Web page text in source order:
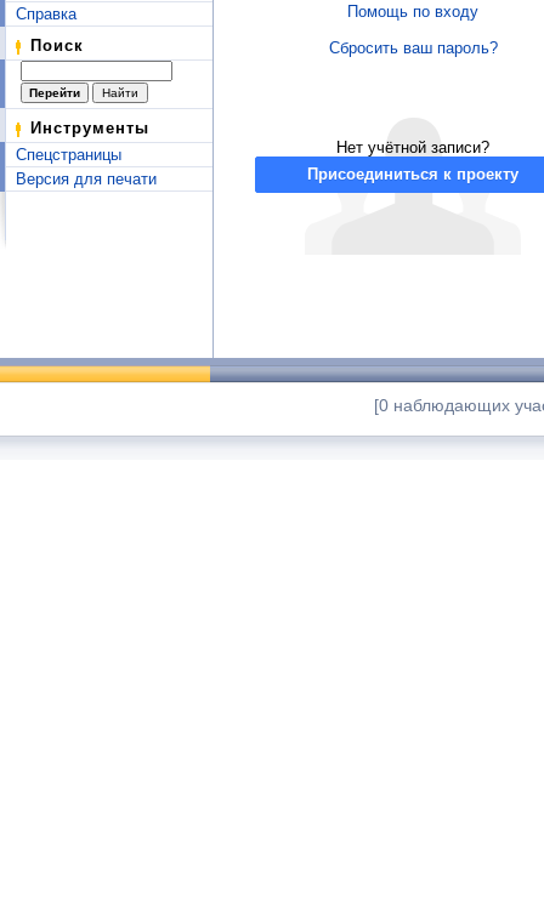
Справка
Поиск
Инструменты
Спецстраницы
Версия для печати
Помощь по входу
Сбросить ваш пароль?
Нет учётной записи?
Присоединиться к проекту
[0 наблюдающих